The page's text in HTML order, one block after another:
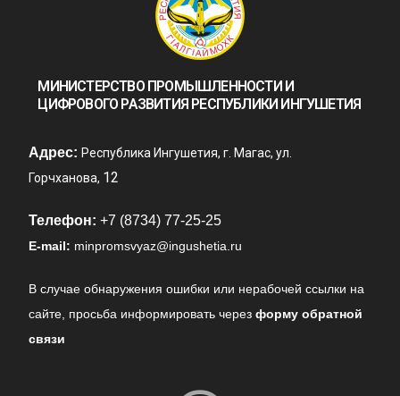
МИНИСТЕРСТВО ПРОМЫШЛЕННОСТИ И
ЦИФРОВОГО РАЗВИТИЯ РЕСПУБЛИКИ ИНГУШЕТИЯ
Адрес: Республика Ингушетия, г. Магас, ул.
Горчханова, 12
Телефон: +7 (8734) 77-25-25
E-mail: minpromsvyaz@ingushetia.ru
В случае обнаружения ошибки или нерабочей ссылки на
сайте, просьба информировать черезформу обратной
связи